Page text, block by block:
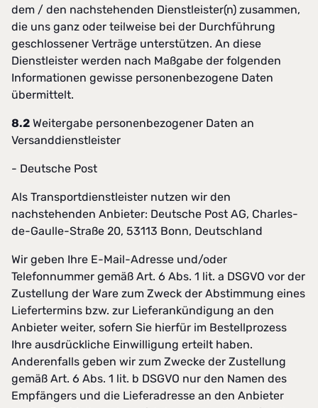
dem / den nachstehenden Dienstleister(n) zusammen,
die uns ganz oder teilweise bei der Durchführung
geschlossener Verträge unterstützen. An diese
Dienstleister werden nach Maßgabe der folgenden
Informationen gewisse personenbezogene Daten
übermittelt.
8.2 Weitergabe personenbezogener Daten an
Versanddienstleister
- Deutsche Post
Als Transportdienstleister nutzen wir den
nachstehenden Anbieter: Deutsche Post AG, Charles-
de-Gaulle-Straße 20, 53113 Bonn, Deutschland
Wir geben Ihre E-Mail-Adresse und/oder
Telefonnummer gemäß Art. 6 Abs. 1 lit. a DSGVO vor der
Zustellung der Ware zum Zweck der Abstimmung eines
Liefertermins bzw. zur Lieferankündigung an den
Anbieter weiter, sofern Sie hierfür im Bestellprozess
Ihre ausdrückliche Einwilligung erteilt haben.
Anderenfalls geben wir zum Zwecke der Zustellung
gemäß Art. 6 Abs. 1 lit. b DSGVO nur den Namen des
Empfängers und die Lieferadresse an den Anbieter